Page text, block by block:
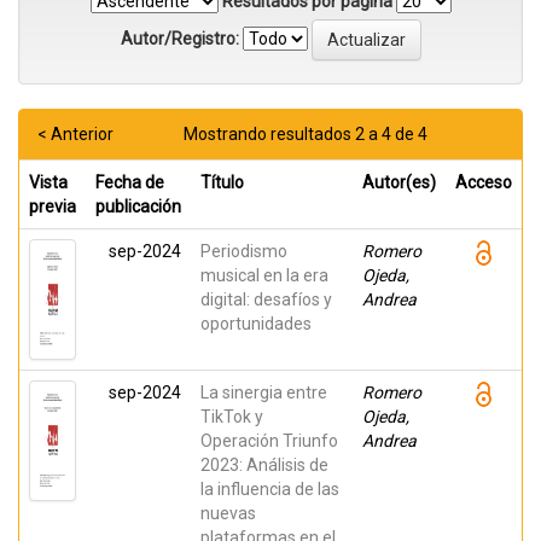
Autor/Registro:
Mostrando resultados 2 a 4 de 4
< Anterior
Vista
previa
Fecha de
publicación
Título Autor(es) Acceso
sep-2024
Periodismo
musical en la era
digital: desafíos y
oportunidades
Romero
Ojeda,
Andrea
sep-2024
La sinergia entre
TikTok y
Operación Triunfo
2023: Análisis de
la influencia de las
nuevas
Romero
Ojeda,
Andrea